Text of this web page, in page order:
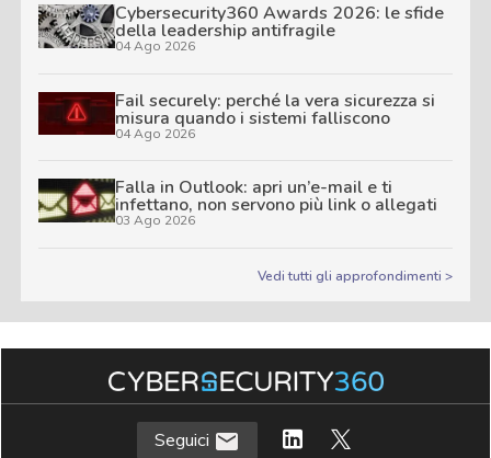
Cybersecurity360 Awards 2026: le sfide
della leadership antifragile
04 Ago 2026
Fail securely: perché la vera sicurezza si
misura quando i sistemi falliscono
04 Ago 2026
Falla in Outlook: apri un’e-mail e ti
infettano, non servono più link o allegati
03 Ago 2026
Vedi tutti gli approfondimenti >
Seguici